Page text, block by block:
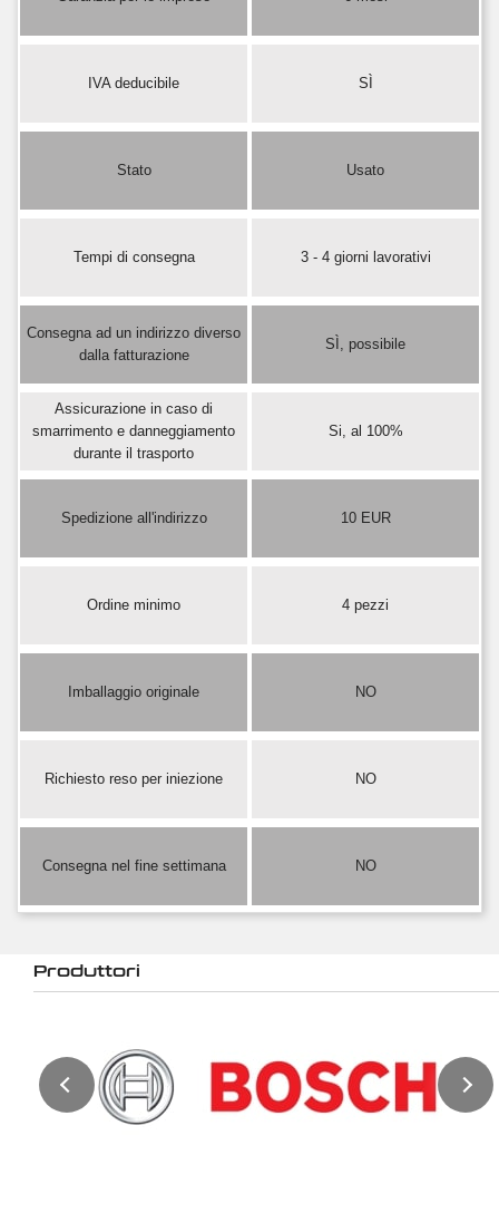
IVA deducibile SÌ
Stato Usato
Tempi di consegna 3 - 4 giorni lavorativi
Consegna ad un indirizzo diverso
dalla fatturazione
SÌ, possibile
Assicurazione in caso di
smarrimento e danneggiamento
durante il trasporto
Si, al 100%
Spedizione all'indirizzo 10 EUR
Ordine minimo 4 pezzi
Imballaggio originale NO
Richiesto reso per iniezione NO
Consegna nel fine settimana NO
Produttori